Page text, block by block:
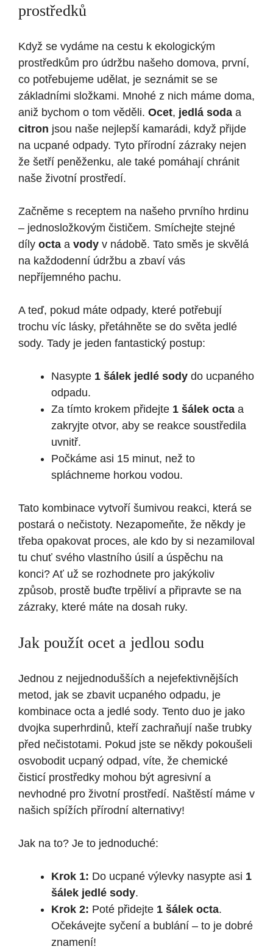
prostředků
Když se vydáme na cestu k ekologickým
prostředkům pro údržbu našeho domova, první,
co potřebujeme udělat, je seznámit se se
základními složkami. Mnohé z nich máme doma,
aniž bychom o tom věděli. Ocet, jedlá soda a
citron jsou naše nejlepší kamarádi, když přijde
na ucpané odpady. Tyto přírodní zázraky nejen
že šetří peněženku, ale také pomáhají chránit
naše životní prostředí.
Začněme s receptem na našeho prvního hrdinu
– jednosložkovým čističem. Smíchejte stejné
díly octa a vody v nádobě. Tato směs je skvělá
na každodenní údržbu a zbaví vás
nepříjemného pachu.
A teď, pokud máte odpady, které potřebují
trochu víc lásky, přetáhněte se do světa jedlé
sody. Tady je jeden fantastický postup:
Nasypte 1 šálek jedlé sody do ucpaného
odpadu.
Za tímto krokem přidejte 1 šálek octa a
zakryjte otvor, aby se reakce soustředila
uvnitř.
Počkáme asi 15 minut, než to
spláchneme horkou vodou.
Tato kombinace vytvoří šumivou reakci, která se
postará o nečistoty. Nezapomeňte, že někdy je
třeba opakovat proces, ale kdo by si nezamiloval
tu chuť svého vlastního úsilí a úspěchu na
konci? Ať už se rozhodnete pro jakýkoliv
způsob, prostě buďte trpěliví a připravte se na
zázraky, které máte na dosah ruky.
Jak použít ocet a jedlou sodu
Jednou z nejjednodušších a nejefektivnějších
metod, jak se zbavit ucpaného odpadu, je
kombinace octa a jedlé sody. Tento duo je jako
dvojka superhrdinů, kteří zachraňují naše trubky
před nečistotami. Pokud jste se někdy pokoušeli
osvobodit ucpaný odpad, víte, že chemické
čisticí prostředky mohou být agresivní a
nevhodné pro životní prostředí. Naštěstí máme v
našich spížích přírodní alternativy!
Jak na to? Je to jednoduché:
Krok 1: Do ucpané výlevky nasypte asi 1
šálek jedlé sody.
Krok 2: Poté přidejte 1 šálek octa.
Očekávejte syčení a bublání – to je dobré
znamení!